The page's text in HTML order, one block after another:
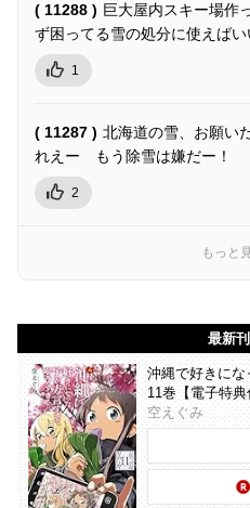
( 11288 ) 巨大屋内スキー場作
ず困ってる雪の処分に使えばい
1
( 11287 ) 北海道の雪、お願い
れえー もう除雪は嫌だー！
2
もっと
最新
沖縄で好きに
11巻【電子特
空えぐみ